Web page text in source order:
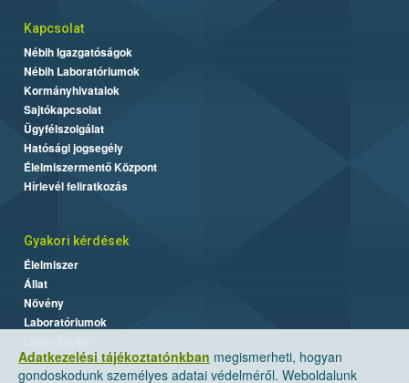
Adatkezelési tájékoztatónkban megismerheti, hogyan
gondoskodunk személyes adatai védelméről. Weboldalunk
Kapcsolat
Nébih Igazgatóságok
Nébih Laboratóriumok
Kormányhivatalok
Sajtókapcsolat
Ügyfélszolgálat
Hatósági jogsegély
Élelmiszermentő Központ
Hírlevél feliratkozás
Gyakori kérdések
Élelmiszer
Állat
Növény
Laboratóriumok